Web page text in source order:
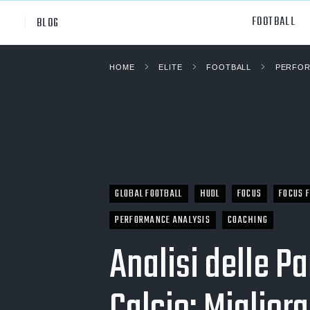
BLOG FOOTBALL
Ice
HOME ELITE FOOTBALL
GLOBAL FOOTBALL HUDL FOCUS FOCUS
PERFORMANCE ANALYSIS
COACHING
Analisi delle